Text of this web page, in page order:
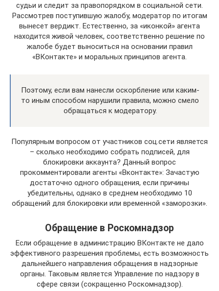
судьи и следит за правопорядком в социальной сети.
Рассмотрев поступившую жалобу, модератор по итогам
вынесет вердикт. Естественно, за «иконкой» агента
находится живой человек, соответственно решение по
жалобе будет выноситься на основании правил
«ВКонтакте» и моральных принципов агента.
Поэтому, если вам нанесли оскорбление или каким-
то иным способом нарушили правила, можно смело
обращаться к модератору.
Популярным вопросом от участников соц.сети является
– сколько необходимо собрать подписей, для
блокировки аккаунта? Данный вопрос
прокомментировали агенты «Вконтакте»: Зачастую
достаточно одного обращения, если причины
убедительны, однако в среднем необходимо 10
обращений для блокировки или временной «заморозки».
Обращение в Роскомнадзор
Если обращение в администрацию ВКонтакте не дало
эффективного разрешения проблемы, есть возможность
дальнейшего направления обращения в надзорные
органы. Таковым является Управление по надзору в
сфере связи (сокращенно Роскомнадзор).